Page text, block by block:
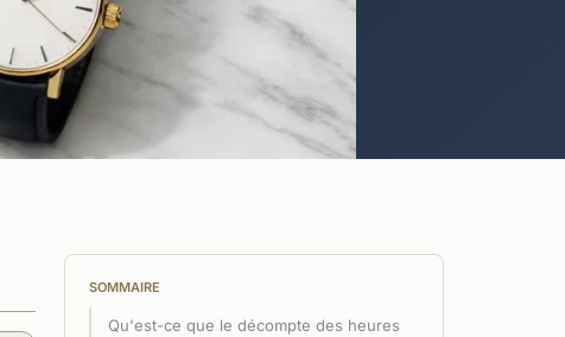
SOMMAIRE
Qu'est-ce que le décompte des heures